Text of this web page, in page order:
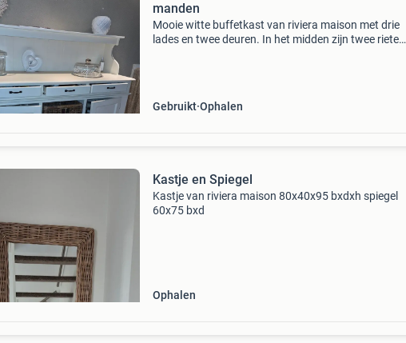
manden
Mooie witte buffetkast van riviera maison met drie
lades en twee deuren. In het midden zijn twee rieten
Gebruikt Ophalen
Kastje en Spiegel
Kastje van riviera maison 80x40x95 bxdxh spiegel
60x75 bxd
Ophalen